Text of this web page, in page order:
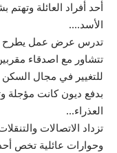
أحد أفراد العائلة
الأسد….
تدرس عرض عمل يطرح
تتشاور مع اصدقاء
للتغيير في مجال
بدفع ديون كانت مؤجلة
العذراء…
تزداد الاتصالات
وحوارات عائلية تخص